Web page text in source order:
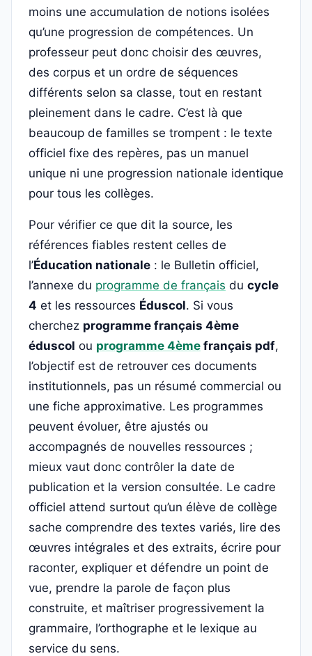
moins une accumulation de notions isolées
qu’une progression de compétences. Un
professeur peut donc choisir des œuvres,
des corpus et un ordre de séquences
différents selon sa classe, tout en restant
pleinement dans le cadre. C’est là que
beaucoup de familles se trompent : le texte
officiel fixe des repères, pas un manuel
unique ni une progression nationale identique
pour tous les collèges.
Pour vérifier ce que dit la source, les
références fiables restent celles de
l’Éducation nationale : le Bulletin officiel,
l’annexe du programme de français du cycle
4 et les ressources Éduscol. Si vous
cherchez programme français 4ème
éduscol ou programme 4ème français pdf,
l’objectif est de retrouver ces documents
institutionnels, pas un résumé commercial ou
une fiche approximative. Les programmes
peuvent évoluer, être ajustés ou
accompagnés de nouvelles ressources ;
mieux vaut donc contrôler la date de
publication et la version consultée. Le cadre
officiel attend surtout qu’un élève de collège
sache comprendre des textes variés, lire des
œuvres intégrales et des extraits, écrire pour
raconter, expliquer et défendre un point de
vue, prendre la parole de façon plus
construite, et maîtriser progressivement la
grammaire, l’orthographe et le lexique au
service du sens.